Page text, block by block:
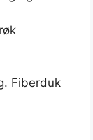
Fiberduk